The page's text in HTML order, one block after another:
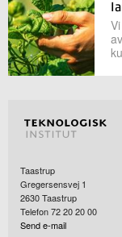
Taastrup
Gregersensvej 1
2630Taastrup
Telefon 72 20 20 00
Send e-mail